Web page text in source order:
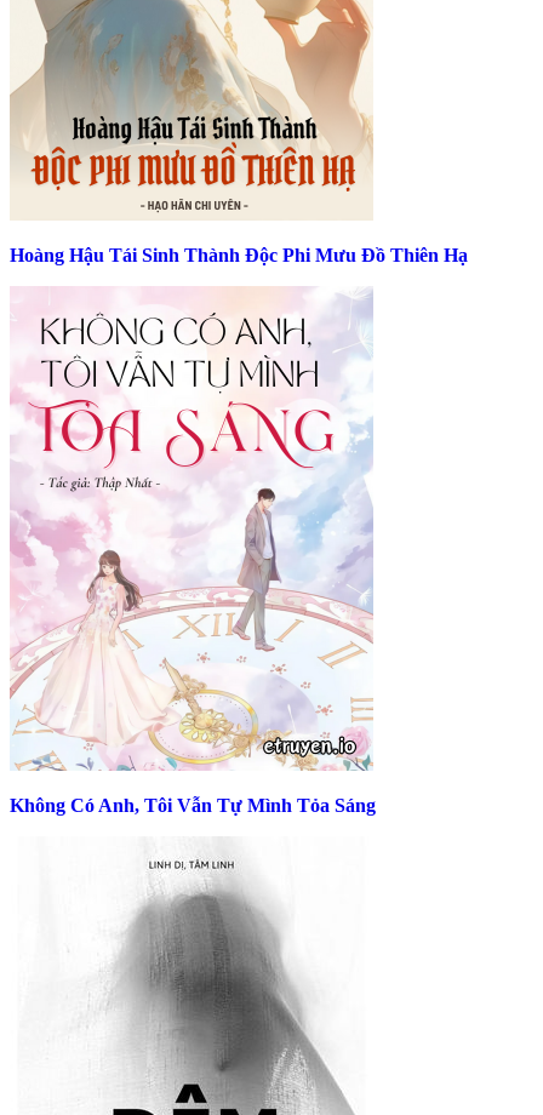
Hoàng Hậu Tái Sinh Thành Độc Phi Mưu Đồ Thiên Hạ
Không Có Anh, Tôi Vẫn Tự Mình Tỏa Sáng